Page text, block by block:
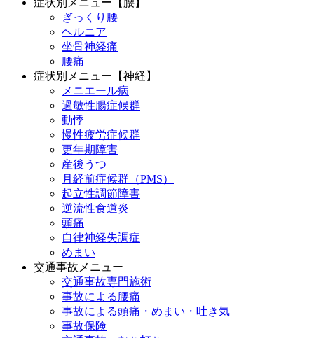
症状別メニュー【腰】
ぎっくり腰
ヘルニア
坐骨神経痛
腰痛
症状別メニュー【神経】
メニエール病
過敏性腸症候群
動悸
慢性疲労症候群
更年期障害
産後うつ
月経前症候群（PMS）
起立性調節障害
逆流性食道炎
頭痛
自律神経失調症
めまい
交通事故メニュー
交通事故専門施術
事故による腰痛
事故による頭痛・めまい・吐き気
事故保険